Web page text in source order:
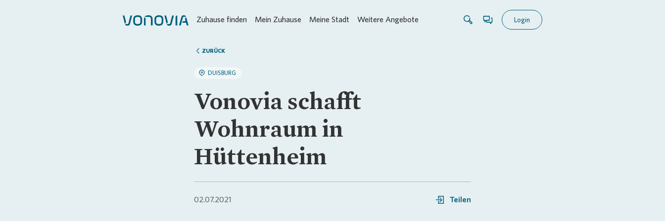
Zuhause finden Mein Zuhause Meine Stadt Weitere Angebote Login
ZURÜCK
DUISBURG
Vonovia schafft
Wohnraum in
Hüttenheim
02.07.2021 Teilen